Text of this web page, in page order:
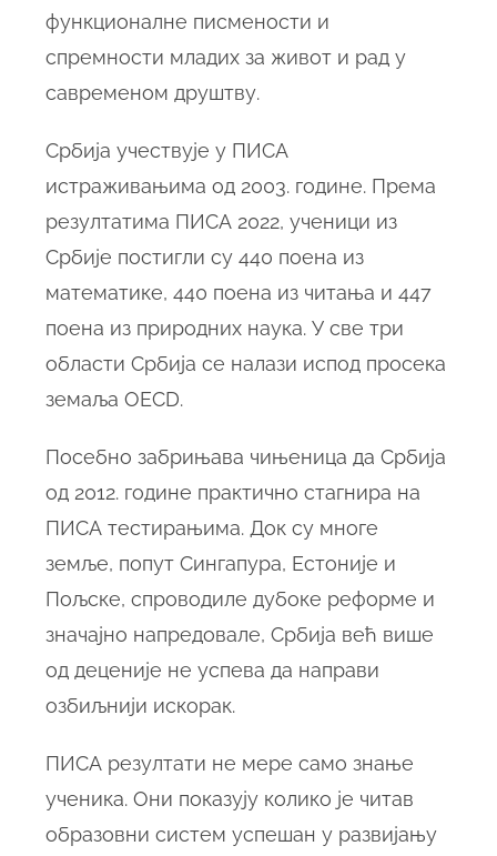
функционалне писмености и
спремности младих за живот и рад у
савременом друштву.
Србија учествује у ПИСА
истраживањима од 2003. године. Према
резултатима ПИСА 2022, ученици из
Србије постигли су 440 поена из
математике, 440 поена из читања и 447
поена из природних наука. У све три
области Србија се налази испод просека
земаља OECD.
Посебно забрињава чињеница да Србија
од 2012. године практично стагнира на
ПИСА тестирањима. Док су многе
земље, попут Сингапура, Естоније и
Пољске, спроводиле дубоке реформе и
значајно напредовале, Србија већ више
од деценије не успева да направи
озбиљнији искорак.
ПИСА резултати не мере само знање
ученика. Они показују колико је читав
образовни систем успешан у развијању